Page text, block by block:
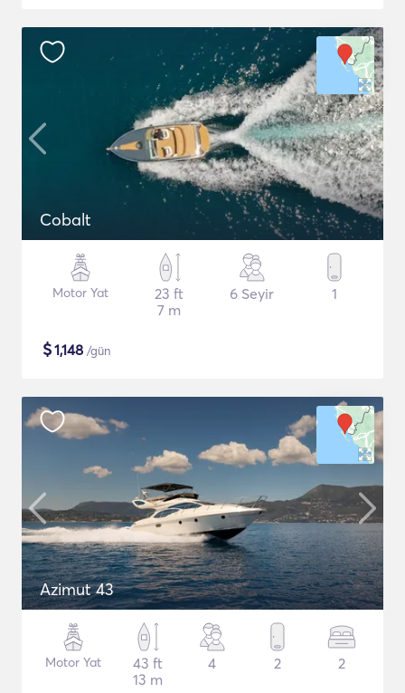
Cobalt
Motor Yat
23 ft
7 m
6 Seyir 1
$1,148 /gün
Azimut 43
Motor Yat
43 ft
13 m
4 2 2